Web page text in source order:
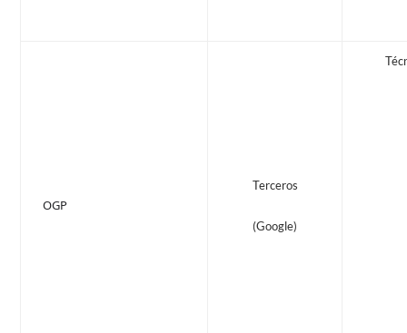
OGP
Terceros
(Google)